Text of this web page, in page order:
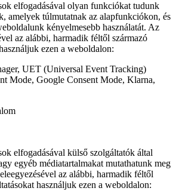
elfogadásával olyan funkciókat tudunk
amelyek túlmutatnak az alapfunkciókon, és
kényelmesebb használatát. Az
az alábbi, harmadik féltől származó
ezen a weboldalon:
UET (Universal Event Tracking)
Mode, Google Consent Mode, Klarna,
elfogadásával külső szolgáltatók által
egyéb médiatartalmakat mutathatunk meg
az alábbi, harmadik féltől
használjuk ezen a weboldalon: